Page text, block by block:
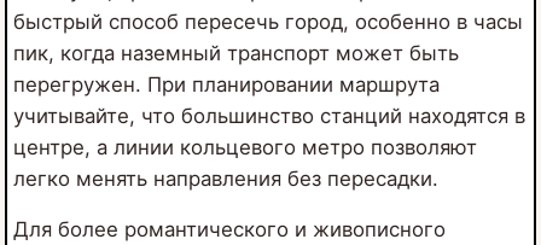
быстрый способ пересечь город, особенно в часы
пик, когда наземный транспорт может быть
перегружен. При планировании маршрута
учитывайте, что большинство станций находятся в
центре, а линии кольцевого метро позволяют
легко менять направления без пересадки.
Для более романтического и живописного